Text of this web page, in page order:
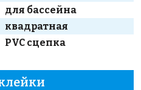
для бассейна
квадратная
PVC сцепка